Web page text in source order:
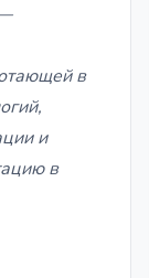
в
и
в